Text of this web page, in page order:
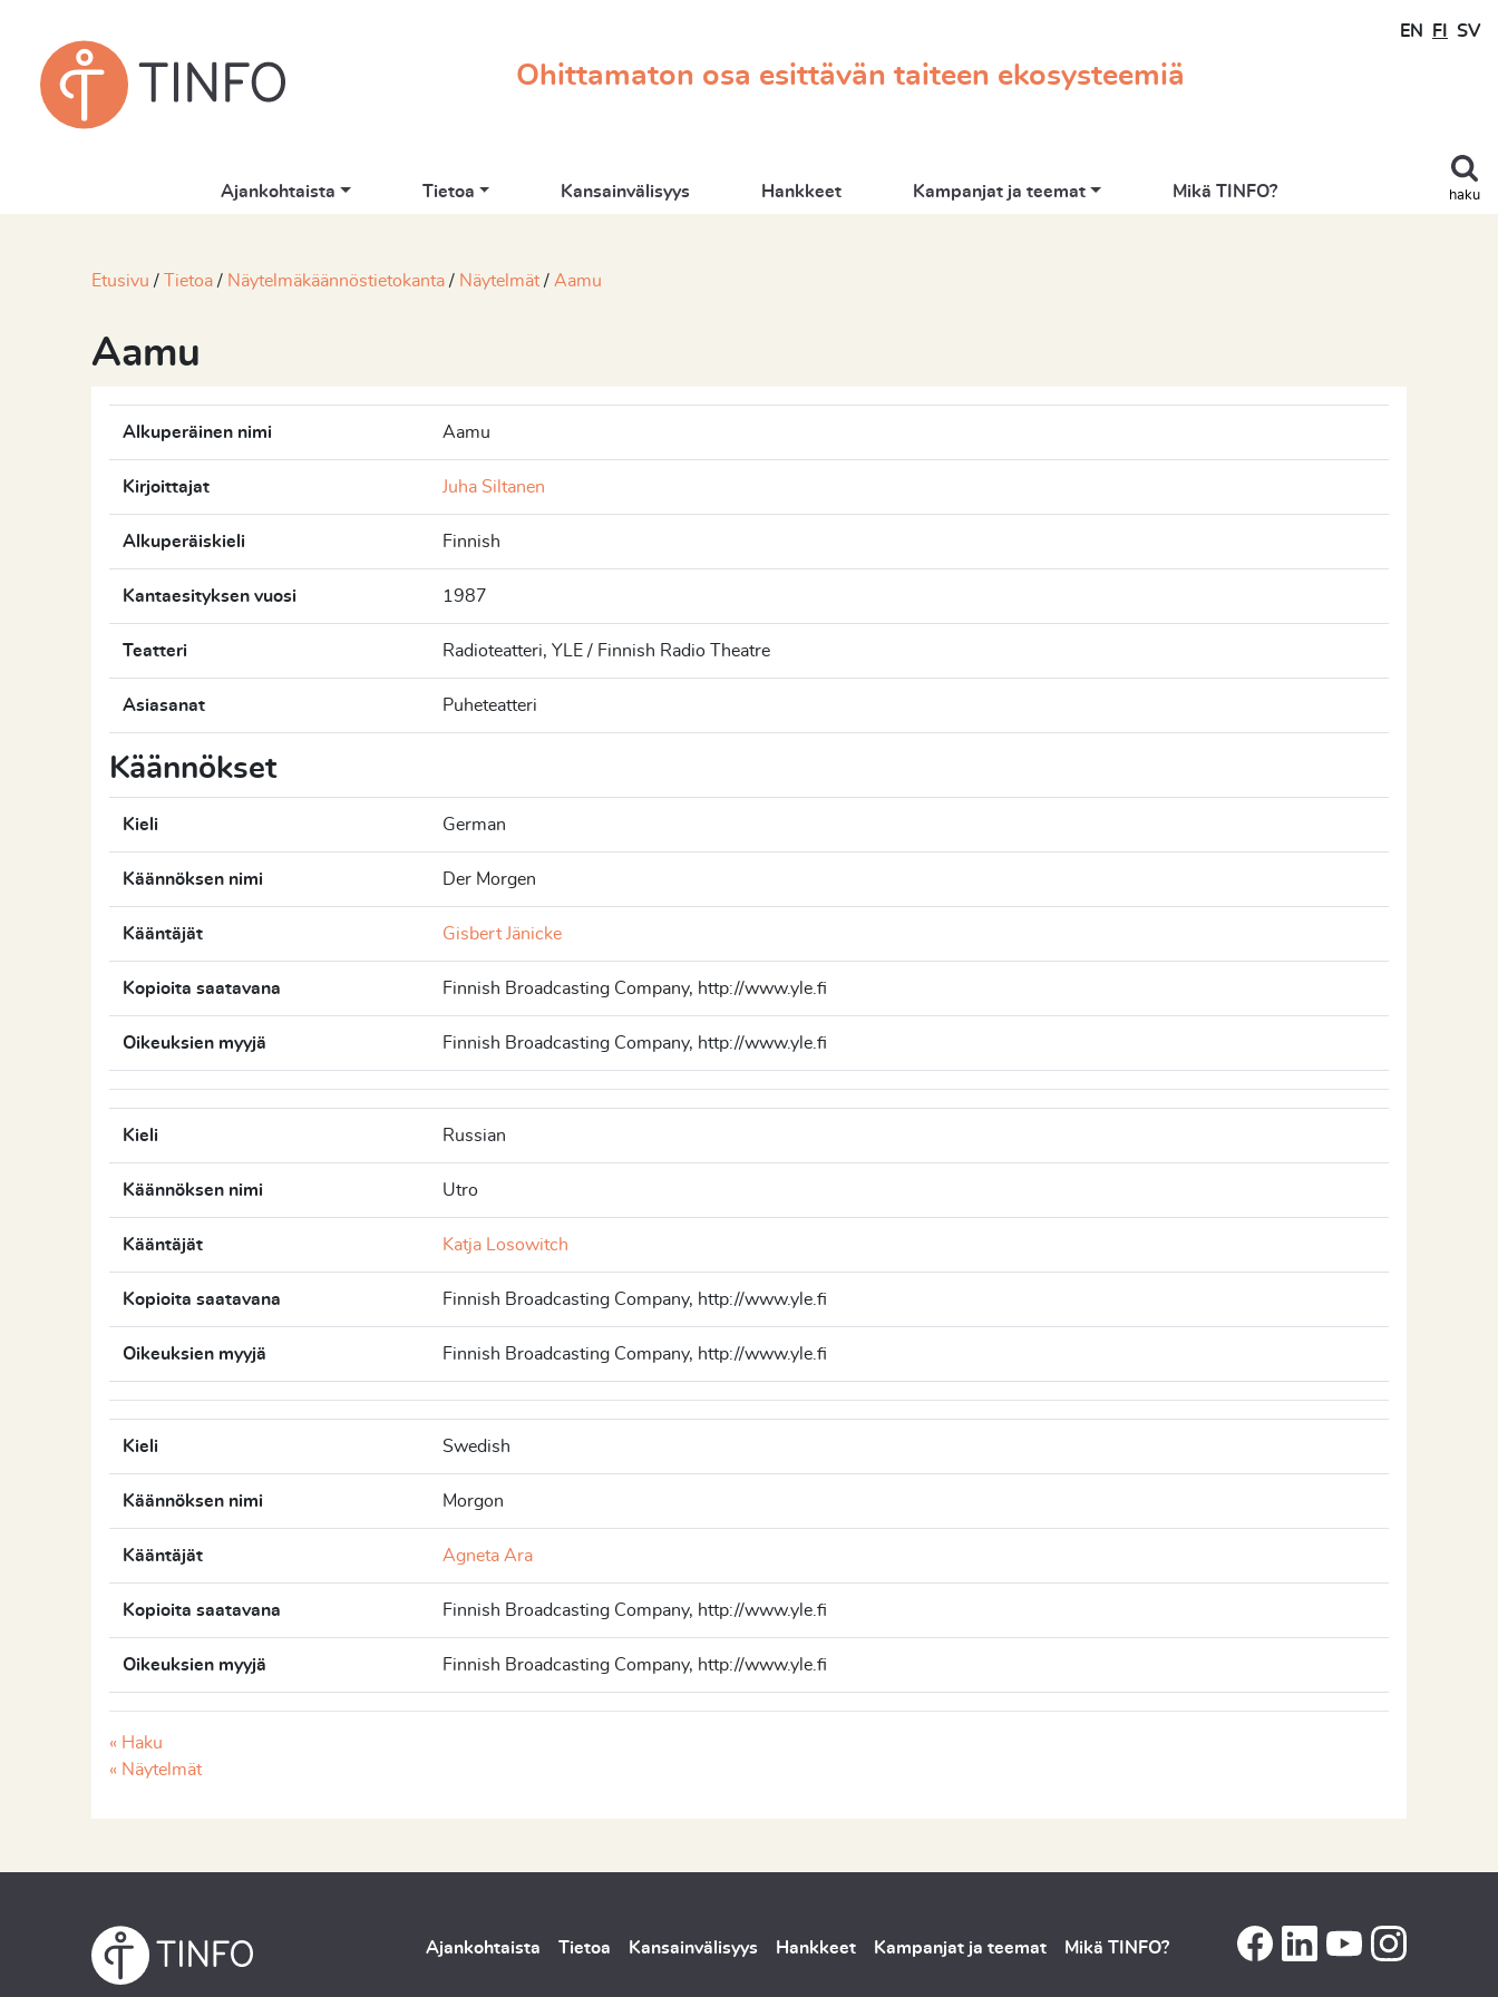
Ohittamaton osa esittävän taiteen ekosysteemiä
EN FI SV
haku
Ajankohtaista Tietoa Kansainvälisyys Hankkeet Kampanjat ja teemat Mikä TINFO?
Etusivu Tietoa Näytelmäkäännöstietokanta Näytelmät Aamu
Aamu
Alkuperäinen nimi Aamu
Kirjoittajat Juha Siltanen
Alkuperäiskieli Finnish
Kantaesityksen vuosi 1987
Teatteri Radioteatteri, YLE / Finnish Radio Theatre
Asiasanat Puheteatteri
Käännökset
Kieli German
Käännöksen nimi Der Morgen
Kääntäjät Gisbert Jänicke
Kopioita saatavana Finnish Broadcasting Company, http://www.yle.fi
Oikeuksien myyjä Finnish Broadcasting Company, http://www.yle.fi
Kieli Russian
Käännöksen nimi Utro
Kääntäjät Katja Losowitch
Kopioita saatavana Finnish Broadcasting Company, http://www.yle.fi
Oikeuksien myyjä Finnish Broadcasting Company, http://www.yle.fi
Kieli Swedish
Käännöksen nimi Morgon
Kääntäjät Agneta Ara
Kopioita saatavana Finnish Broadcasting Company, http://www.yle.fi
Oikeuksien myyjä Finnish Broadcasting Company, http://www.yle.fi
« Haku
« Näytelmät
Ajankohtaista Tietoa Kansainvälisyys Hankkeet Kampanjat ja teemat Mikä TINFO?